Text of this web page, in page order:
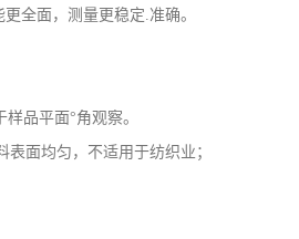
全面，测量更稳定.准确。
品平面°角观察。
表面均匀，不适用于纺织业；